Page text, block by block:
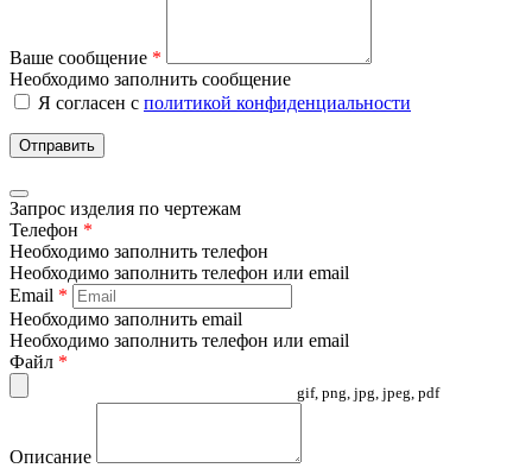
Ваше сообщение *
Необходимо заполнить сообщение
Я согласен с политикой конфиденциальности
Отправить
Запрос изделия по чертежам
Телефон *
Необходимо заполнить телефон
Необходимо заполнить телефон или email
Email *
Необходимо заполнить email
Необходимо заполнить телефон или email
Файл *
gif, png, jpg, jpeg, pdf
Описание